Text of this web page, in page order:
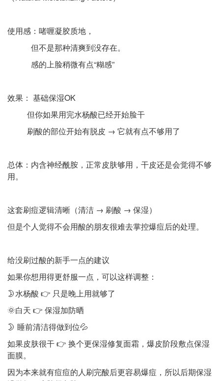
使用感：啫喱凝胶质地，
但不是那种清爽到没存在。
感的上脸稍微有点“糊感”
效果： 基础保湿OK
但你如果用完水杨酸已经开始脸干
刷酸的部位开始有脱皮 → 它就有点不够用了
总体：内含神经酰胺，正常皮肤够用，干皮还是会觉得不够
用。
这套刷痘逻辑清晰（清洁 → 刷酸 → 保湿）
但是个人觉得不会用酸的朋友很难去掌控爆痘后的处理。
给没刷过酸的新手一点的建议
如果你想用得更舒服一点，可以这样调整：
🌛水杨酸 👉 只是晚上用就够了
🌞白天 👉 保湿加防晒
🌛 睡前清洁得做到位💦
如果皮肤很干 👉 换个更保湿修复面霜，爆皮阶段敷点保湿
面膜。
因为本来就有痘痘的人刷完酸后更容易爆痘，所以后期保湿